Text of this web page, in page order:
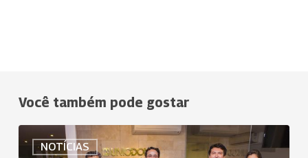
Você também pode gostar
NOTÍCIAS
Uniodonto
Goiânia